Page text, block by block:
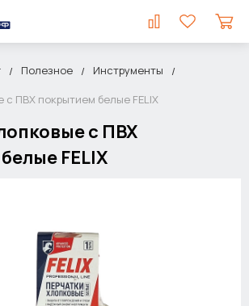
Полезное
Инструменты
с ПВХ покрытием белые FELIX
с ПВХ
FELIX